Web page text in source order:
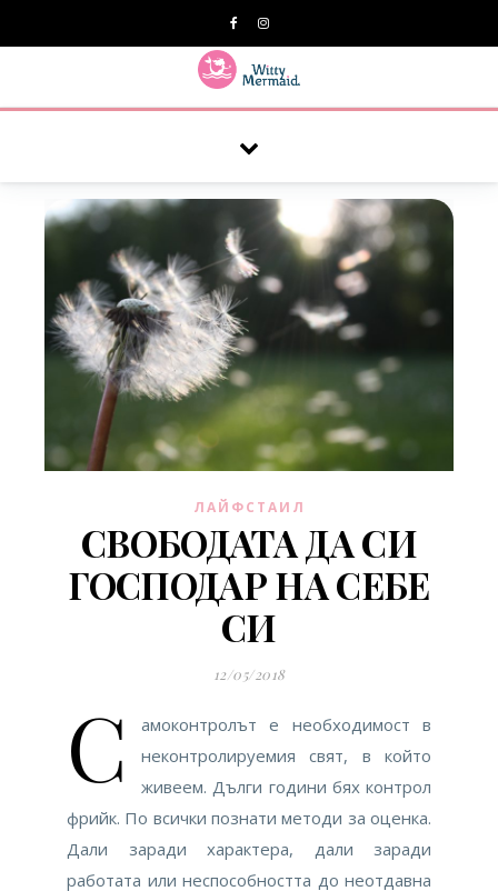
ЛАЙФСТАИЛ
СВОБОДАТА ДА СИ
ГОСПОДАР НА СЕБЕ
СИ
12/05/2018
С
амоконтролът е необходимост в
неконтролируемия свят, в който
живеем. Дълги години бях контрол
фрийк. По всички познати методи за оценка.
Дали заради характера, дали заради
работата или неспособността до неотдавна